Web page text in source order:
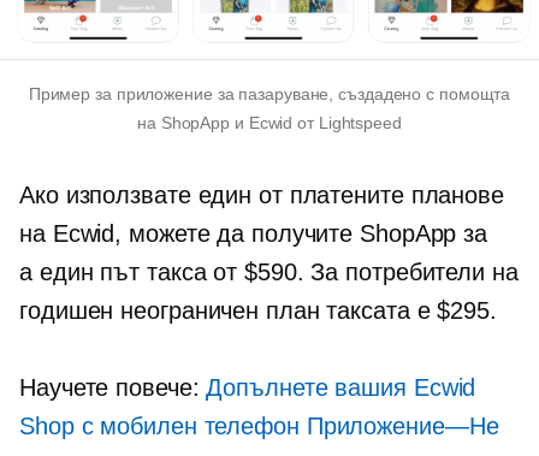
Пример за приложение за пазаруване, създадено с помощта
на ShopApp и Ecwid от Lightspeed
Ако използвате един от платените планове
на Ecwid, можете да получите ShopApp за
a един път такса от $590. За потребители на
годишен неограничен план таксата е $295.
Научете повече:Допълнете вашия Ecwid
Shop с мобилен телефон Приложение—Не